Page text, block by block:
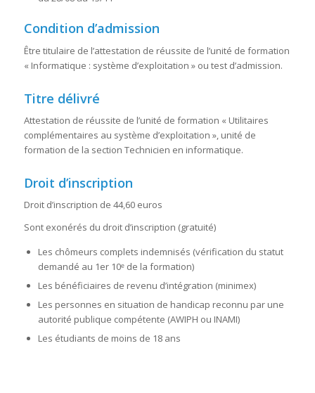
Condition d’admission
Être titulaire de l’attestation de réussite de l’unité de formation
« Informatique : système d’exploitation » ou test d’admission.
Titre délivré
Attestation de réussite de l’unité de formation « Utilitaires
complémentaires au système d’exploitation », unité de
formation de la section Technicien en informatique.
Droit d’inscription
Droit d’inscription de 44,60 euros
Sont exonérés du droit d’inscription (gratuité)
Les chômeurs complets indemnisés (vérification du statut
demandé au 1er 10ᵉ de la formation)
Les bénéficiaires de revenu d’intégration (minimex)
Les personnes en situation de handicap reconnu par une
autorité publique compétente (AWIPH ou INAMI)
Les étudiants de moins de 18 ans